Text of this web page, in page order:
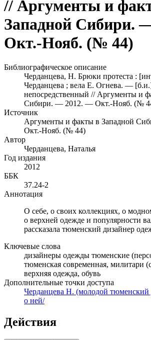
// Аргументы и
Западной Сибири.
Окт.-Нояб. (№ 44)
Библиографическое описание
Черданцева, Н. Брюки протеста :
Черданцева ; вела Е. Огнева. —
непосредственный // Аргументы и
Сибири. — 2012. — Окт.-Нояб. (№
Источник
Аргументы и факты в Западной
Окт.-Нояб. (№ 44)
Автор
Черданцева, Наталья
Год издания
2012
ББК
37.24-2
Аннотация
О себе, о своих коллекциях, о
о верхней одежде и популярности
рассказала тюменский дизайнер
Ключевые слова
дизайнеры одежды тюменские
тюменская современная, милитари
верхняя одежда, обувь
Дополнительные точки доступа
Черданцева Н. (молодой тюменский
о ней/
Действия